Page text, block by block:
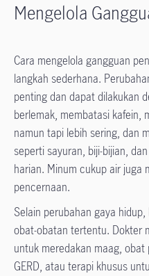
Mengelola
Cara mengelola gangguan
langkah sederhana.
penting dan dapat dilakukan
berlemak, membatasi kafein,
namun tapi lebih sering, dan
seperti sayuran, biji-bijian,
harian. Minum cukup air juga
pencernaan.
Selain perubahan gaya
obat-obatan tertentu. Dokter
untuk meredakan maag,
GERD, atau terapi khusus